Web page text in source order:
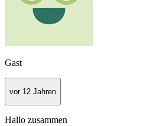
Gast
vor 12 Jahren
Hallo zusammen